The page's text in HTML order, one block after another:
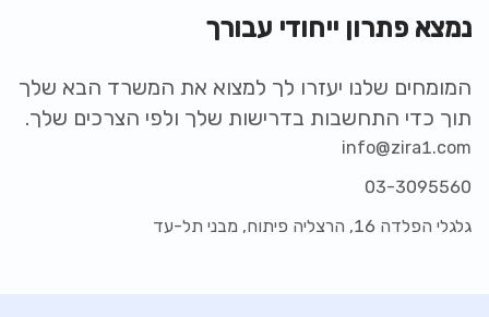
נמצא פתרון ייחודי עבורך
המומחים שלנו יעזרו לך למצוא את המשרד הבא שלך
תוך כדי התחשבות בדרישות שלך ולפי הצרכים שלך.
info@zira1.com
03-3095560
גלגלי הפלדה 16, הרצליה פיתוח, מבני תל-עד